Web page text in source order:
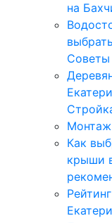
на
Советы
Монтаж
Как
крыши